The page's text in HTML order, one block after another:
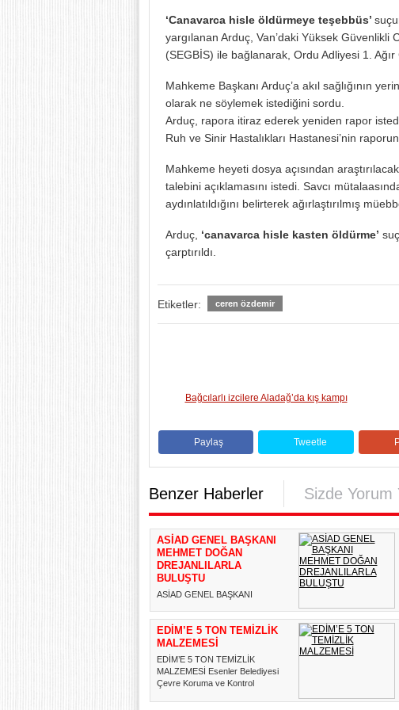
‘Canavarca hisle öldürmeye teşebbüs’
yargılanan Arduç, Van’daki Yüksek Güvenlikli
(SEGBİS) ile bağlanarak, Ordu Adliyesi 1.
Mahkeme Başkanı Arduç’a akıl sağlığının
olarak ne söylemek istediğini sordu.
Arduç, rapora itiraz ederek yeniden rapor
Ruh ve Sinir Hastalıkları Hastanesi’nin
Mahkeme heyeti dosya açısından
talebini açıklamasını istedi. Savcı
aydınlatıldığını belirterek ağırlaştırılmış
Arduç, ‘canavarca hisle kasten öldürme’
çarptırıldı.
Etiketler: ceren özdemir
Bağcılarlı izcilere Aladağ’da kış kampı
Paylaş Tweetle
Benzer Haberler Sizde Yorum
ASİAD GENEL BAŞKANI
MEHMET DOĞAN
DREJANLILARLA
BULUŞTU
ASİAD GENEL BAŞKANI
DREJANLILARLA BULUŞTU
ASİAD Genel Başkanı Mehmet
Doğan, ...
EDİM’E 5 TON TEMİZLİK
MALZEMESİ
EDİM’E 5 TON TEMİZLİK
MALZEMESİ Esenler Belediyesi
Çevre Koruma ve Kontrol